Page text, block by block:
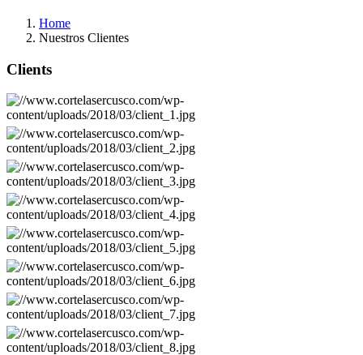
Home
Nuestros Clientes
Clients